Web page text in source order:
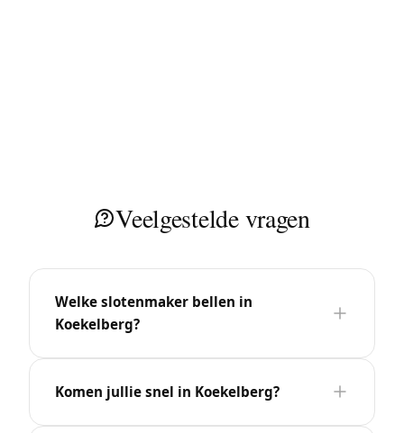
Veelgestelde vragen
Welke slotenmaker bellen in
Koekelberg?
Komen jullie snel in Koekelberg?